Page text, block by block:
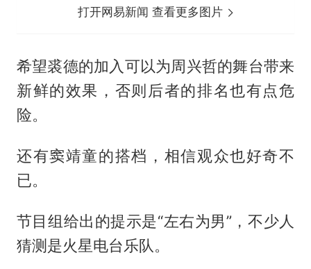
打开网易新闻 查看更多图片
希望裘德的加入可以为周兴哲的舞台带来
新鲜的效果，否则后者的排名也有点危
险。
还有窦靖童的搭档，相信观众也好奇不
已。
节目组给出的提示是“左右为男”，不少人
猜测是火星电台乐队。